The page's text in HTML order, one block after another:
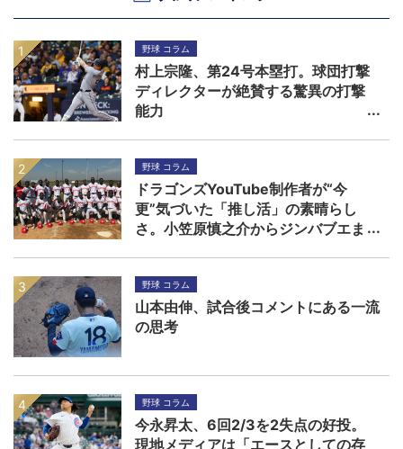
野球 コラム
村上宗隆、第24号本塁打。球団打撃
ディレクターが絶賛する驚異の打撃
能力
野球 コラム
ドラゴンズYouTube制作者が“今
更”気づいた「推し活」の素晴らし
さ。小笠原慎之介からジンバブエま
野球 コラム
山本由伸、試合後コメントにある一流
の思考
野球 コラム
今永昇太、6回2/3を2失点の好投。
現地メディアは「エースとしての存